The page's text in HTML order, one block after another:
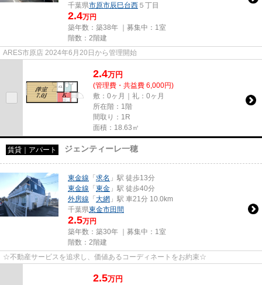
千葉県市原市辰巳台西 ５丁目
2.4万円
築年数：築38年 ｜募集中： 1室
階数：2階建
ARES市原店 2024年6月20日から管理開始
2.4万円
(管理費・共益費 6,000円)
敷：0ヶ月｜礼：0ヶ月
所在階：1階
間取り：1R
面積：18.63㎡
賃貸｜アパート ジェンティーレ一穂
東金線 「 求名 」駅 徒歩13分
東金線 「 東金 」駅 徒歩40分
外房線 「 大網 」駅 車21分 10.0km
千葉県東金市田間
2.5万円
築年数：築30年 ｜募集中： 1室
階数：2階建
☆不動産サービスを追求し、価値あるコーディネートをお約束☆
2.5万円